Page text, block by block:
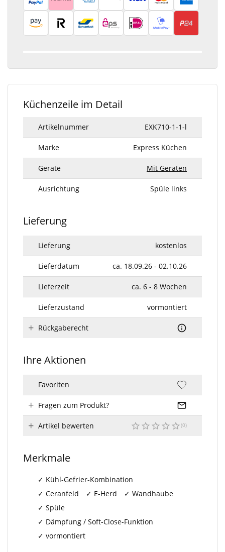
Küchenzeile im Detail
Artikelnummer EXK710-1-1-l
Marke Express Küchen
Geräte Mit Geräten
Ausrichtung Spüle links
Lieferung
Lieferung kostenlos
Lieferdatum ca. 18.09.26 - 02.10.26
Lieferzeit ca. 6 - 8 Wochen
Lieferzustand vormontiert
Rückgaberecht
Ihre Aktionen
Favoriten
Fragen zum Produkt?
Artikel bewerten
Merkmale
Kühl-Gefrier-Kombination
Ceranfeld
E-Herd
Wandhaube
Spüle
Dämpfung / Soft-Close-Funktion
vormontiert